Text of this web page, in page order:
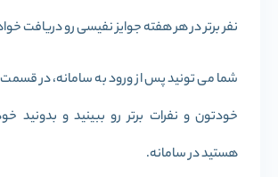
نفر برتر در هر هفته جوایز نفیسی رو دریافت
شما می تونید پس از ورود به سامانه، در قسمت
خودتون و نفرات برتر رو ببینید و بدونید
هستید در سامانه.